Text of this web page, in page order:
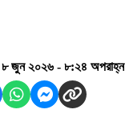
৮ জুন ২০২৬ - ৮:২৪ অপরাহ্ন